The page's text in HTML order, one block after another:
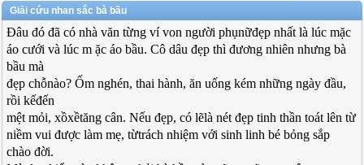
Giải cứu nhan sắc bà bầu
Đâu đó đã có nhà văn từng ví von người phụnữđẹp nhất là lúc mặc
áo cưới và lúc m ặc áo bầu. Cô dâu đẹp thì đương nhiên nhưng bà
bầu mà
đẹp chỗnào? Ốm nghén, thai hành, ăn uống kém những ngày đầu,
rồi kếđến
mệt mỏi, xồxềtăng cân. Nếu đẹp, có lẽlà nét đẹp tinh thần toát lên từ
niềm vui được làm mẹ, từtrách nhiệm với sinh linh bé bỏng sắp
chào đời.